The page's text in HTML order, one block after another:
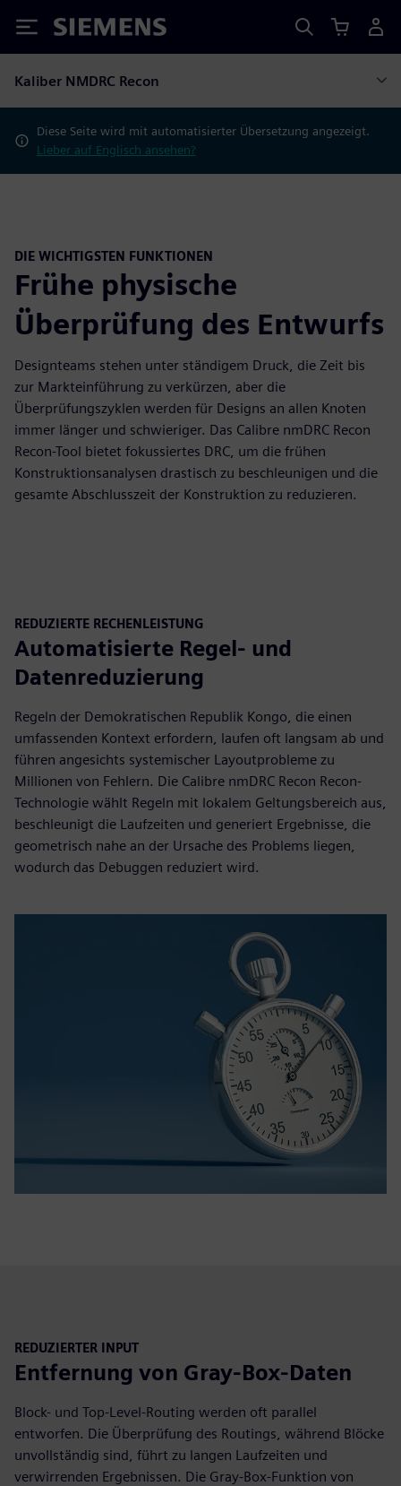
Siemens
Kaliber NMDRC Recon
Diese Seite wird mit automatisierter Übersetzung angezeigt.
Lieber auf Englisch ansehen?
DIE WICHTIGSTEN FUNKTIONEN
Frühe physische
Überprüfung des Entwurfs
Designteams stehen unter ständigem Druck, die Zeit bis
zur Markteinführung zu verkürzen, aber die
Überprüfungszyklen werden für Designs an allen Knoten
immer länger und schwieriger. Das Calibre nmDRC Recon
Recon-Tool bietet fokussiertes DRC, um die frühen
Konstruktionsanalysen drastisch zu beschleunigen und die
gesamte Abschlusszeit der Konstruktion zu reduzieren.
REDUZIERTE RECHENLEISTUNG
Automatisierte Regel- und
Datenreduzierung
Regeln der Demokratischen Republik Kongo, die einen
umfassenden Kontext erfordern, laufen oft langsam ab und
führen angesichts systemischer Layoutprobleme zu
Millionen von Fehlern. Die Calibre nmDRC Recon Recon-
Technologie wählt Regeln mit lokalem Geltungsbereich aus,
beschleunigt die Laufzeiten und generiert Ergebnisse, die
geometrisch nahe an der Ursache des Problems liegen,
wodurch das Debuggen reduziert wird.
REDUZIERTER INPUT
Entfernung von Gray-Box-Daten
Block- und Top-Level-Routing werden oft parallel
entworfen. Die Überprüfung des Routings, während Blöcke
unvollständig sind, führt zu langen Laufzeiten und
verwirrenden Ergebnissen. Die Gray-Box-Funktion von